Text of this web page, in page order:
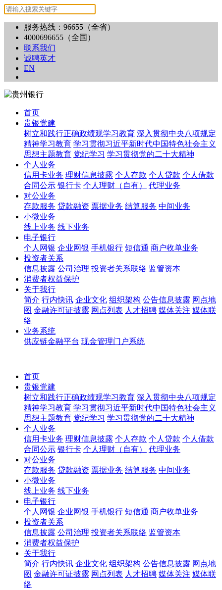
服务热线：96655（全省）
4000696655（全国）
联系我们
诚聘英才
EN
首页
贵银党建
树立和践行正确政绩观学习教育 深入贯彻中央八项规定
精神学习教育 学习贯彻习近平新时代中国特色社会主义
思想主题教育 党纪学习 学习贯彻党的二十大精神
个人业务
信用卡业务 理财信息披露 个人存款 个人贷款 个人借款
合同公示 银行卡 个人理财（自有）
代理业务
对公业务
存款服务 贷款融资 票据业务 结算服务 中间业务
小微业务
线上业务 线下业务
电子银行
个人网银 企业网银 手机银行 短信通 商户收单业务
投资者关系
信息披露 公司治理 投资者关系联络 监管资本
消费者权益保护
关于我行
简介 行内快讯 企业文化 组织架构 公告信息披露 网点地
图 金融许可证披露 网点列表 人才招聘 媒体关注 媒体联
络
业务系统
供应链金融平台 现金管理门户系统
首页
贵银党建
树立和践行正确政绩观学习教育 深入贯彻中央八项规定
精神学习教育 学习贯彻习近平新时代中国特色社会主义
思想主题教育 党纪学习 学习贯彻党的二十大精神
个人业务
信用卡业务 理财信息披露 个人存款 个人贷款 个人借款
合同公示 银行卡 个人理财（自有）
代理业务
对公业务
存款服务 贷款融资 票据业务 结算服务 中间业务
小微业务
线上业务 线下业务
电子银行
个人网银 企业网银 手机银行 短信通 商户收单业务
投资者关系
信息披露 公司治理 投资者关系联络 监管资本
消费者权益保护
关于我行
简介 行内快讯 企业文化 组织架构 公告信息披露 网点地
图 金融许可证披露 网点列表 人才招聘 媒体关注 媒体联
络